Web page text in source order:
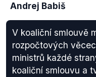
Andrej Babiš
V koaliční smlouvě
rozpočtových
ministrů každé
koaliční smlouvu a